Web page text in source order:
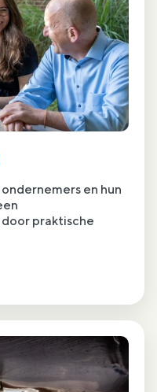
en hun
praktische